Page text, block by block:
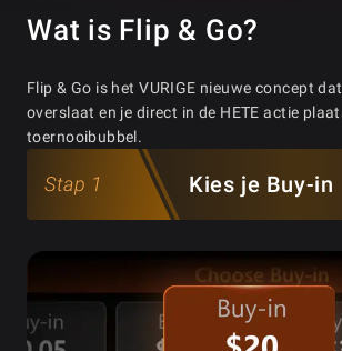
Wat is Flip & Go?
Flip & Go is het VURIGE nieuwe concept
overslaat en je direct in de HETE actie
toernooibubbel.
Stap 1 Kies je Buy-in